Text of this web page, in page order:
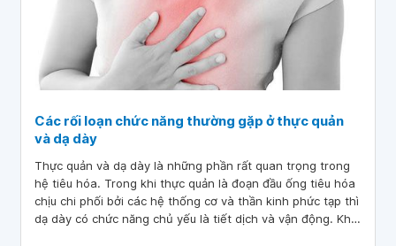
Các rối loạn chức năng thường gặp ở thực quản
và dạ dày
Thực quản và dạ dày là những phần rất quan trọng trong
hệ tiêu hóa. Trong khi thực quản là đoạn đầu ống tiêu hóa
chịu chi phối bởi các hệ thống cơ và thần kinh phức tạp thì
dạ dày có chức năng chủ yếu là tiết dịch và vận động. Khi